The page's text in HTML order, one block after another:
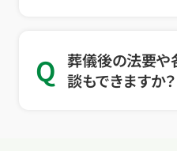
Q 葬儀後の法要や
談もできますか？